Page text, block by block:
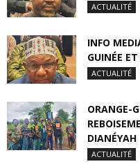
ACTUALITÉ
INFO
GUINÉE
ACTUALITÉ
ORANGE-
DIANÉYAH
ACTUALITÉ